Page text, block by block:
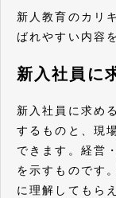
新人教育のカリ
ばれやすい内容
新入社員に
新入社員に求め
するものと、現
できます。経営
を示すものです
に理解してもら